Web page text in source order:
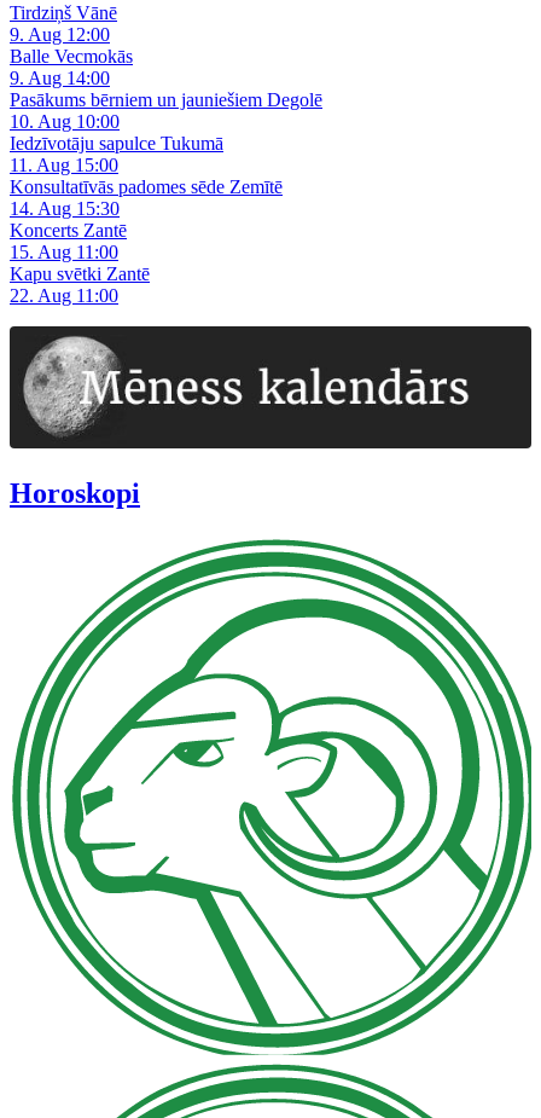
Tirdziņš Vānē
9. Aug 12:00
Balle Vecmokās
9. Aug 14:00
Pasākums bērniem un jauniešiem Degolē
10. Aug 10:00
Iedzīvotāju sapulce Tukumā
11. Aug 15:00
Konsultatīvās padomes sēde Zemītē
14. Aug 15:30
Koncerts Zantē
15. Aug 11:00
Kapu svētki Zantē
22. Aug 11:00
Horoskopi